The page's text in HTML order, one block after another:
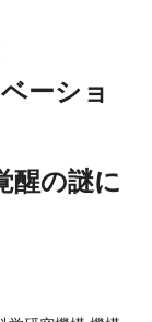
ーショ
醒の謎に